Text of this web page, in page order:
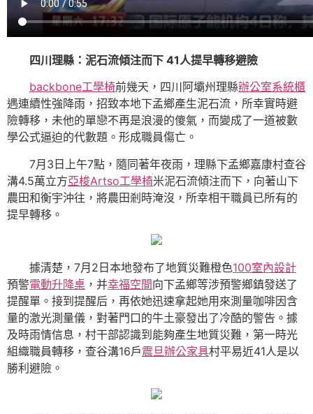
四川理縣：泥石流傾注而下 41人提早轉移避險
backbone工學椅前幾天，四川阿壩州理縣辦公室系統櫃
遇連續性強降雨，招致本地下孟鄉產生泥石流，所幸實時避
險轉移，未他的單戀不再是浪漫的傻氣，而變成了一道被數
學公式逼迫的代數題。形成職員傷亡。
7月3日上午7點，隨同著年夜雨，理縣下孟鄉嘉康村查谷
溝4.5萬立方亞梭Artso工學椅米泥石流傾注而下，向著山下
農田和衡宇沖往，將農田剎時淹沒，所幸相干職員已所有的
提早轉移。
據清楚，7月2日本地發布了地質災難橙色100室內設計
預警電動升降桌 ，并幸福空間向下孟鄉等涉預警鄉鎮發送了
提醒單。接到提醒后，再依她迅速拿起她用來測量咖啡因含
量的激光測量儀，對著門口的牛土豪發出了冷酷的警告。據
及時雨情信息，村干部認識到能夠產生地質災難，第一時光
組織職員轉移，查谷溝16戶震旦辦公家具村平易近41人是以
勝利避險。